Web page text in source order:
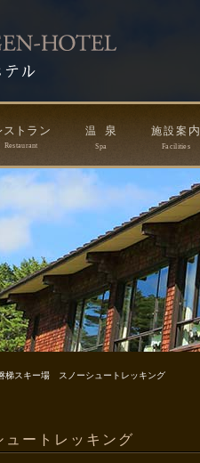
ストラン
Restaurant
温 泉
Spa
施設案 内
Facilities
梯スキー場 スノーシュートレッキング
ートレッキング